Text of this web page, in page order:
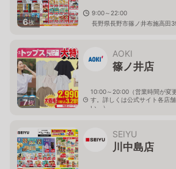
6枚
9:00～22:00
長野県長野市篠ノ井布施高田
7枚
AOKI
篠ノ井店
10:00～20:00（営業時間が変
す。詳しくは公式サイト各店
い。）
SEIYU
川中島店